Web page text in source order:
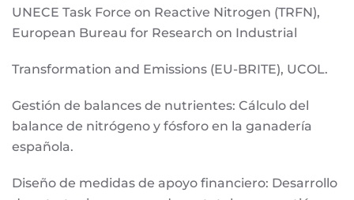
UNECE Task Force on Reactive Nitrogen (TRFN),
European Bureau for Research on Industrial
Transformation and Emissions (EU-BRITE), UCOL.
Gestión de balances de nutrientes: Cálculo del
balance de nitrógeno y fósforo en la ganadería
española.
Diseño de medidas de apoyo financiero: Desarrollo